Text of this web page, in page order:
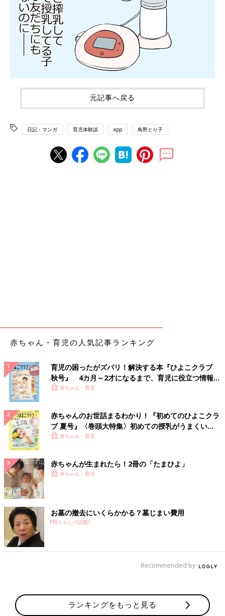
元記事へ戻る
日記・マンガ 育児体験談 app 鳥野とり子
赤ちゃん・育児の人気記事ランキング
育児の困ったがズバリ！解決する本『ひよこクラブ
秋号』 4カ月～2才になるまで、育児に役立つ情報が
いっぱい！
赤ちゃん・育児
赤ちゃんのお世話まるわかり！『初めてのひよこクラ
ブ 夏号』〈巻頭大特集〉初めての授乳がうまくい
く！ おっぱい・ミルクの基本と夏のトラブル 解決テ
赤ちゃん・育児
赤ちゃんが生まれたら！2冊の「たまひよ」
赤ちゃん・育児
お墓の撤去にいくらかかる？墓じまい費用
PR(くらしの話題)
Recommended by
ランキングをもっと見る